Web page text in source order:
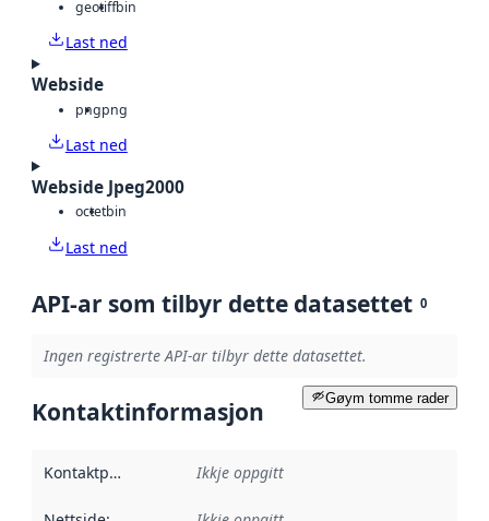
geotiffbin
Last ned
Webside
pngpng
Last ned
Webside Jpeg2000
octetbin
Last ned
API-ar som tilbyr dette datasettet 0
Ingen registrerte API-ar tilbyr dette datasettet.
Gøym tomme rader
Kontaktinformasjon
Kontaktpunkt Ikkje oppgitt